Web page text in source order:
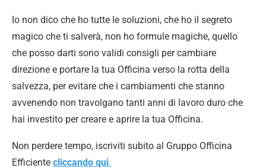
Io non dico che ho tutte le soluzioni, che ho il segreto
magico che ti salverà, non ho formule magiche, quello
che posso darti sono validi consigli per cambiare
direzione e portare la tua Officina verso la rotta della
salvezza, per evitare che i cambiamenti che stanno
avvenendo non travolgano tanti anni di lavoro duro che
hai investito per creare e aprire la tua Officina.
Non perdere tempo, iscriviti subito al Gruppo Officina
Efficiente cliccando qui.